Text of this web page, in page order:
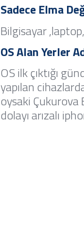
Sadece Elma
Bilgisayar
OS Alan Yerler
OS ilk çıktığı
yapılan
oysaki Çukurova
dolayı arızalı